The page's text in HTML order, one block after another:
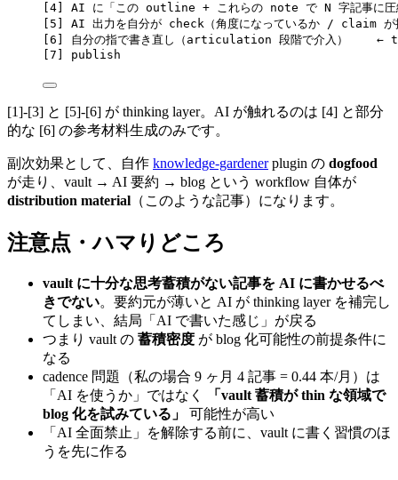
[4] AI に「この outline + これらの note で N 字記事に圧
[5] AI 出力を自分が check（角度になっているか / claim
[6] 自分の指で書き直し（articulation 段階で介入）
[7] publish
[1]-[3] と [5]-[6] が thinking layer。AI が触れるのは [4] と部分
的な [6] の参考材料生成のみです。
副次効果として、自作 knowledge-gardenerplugin の dogfood
が走り、vault → AI 要約 → blog という workflow 自体が
distribution material （このような記事）になります。
注意点・ハマりどころ
vault に十分な思考蓄積がない記事を AI に書かせるべ
きでない。要約元が薄いと AI が thinking layer を補完し
てしまい、結局「AI で書いた感じ」が戻る
つまり vault の 蓄積密度 が blog 化可能性の前提条件に
なる
cadence 問題（私の場合 9 ヶ月 4 記事 = 0.44 本/月）は
「AI を使うか」ではなく
「vault 蓄積が thin な領域で
blog 化を試みている」
可能性が高い
「AI 全面禁止」を解除する前に、vault に書く習慣のほ
うを先に作る